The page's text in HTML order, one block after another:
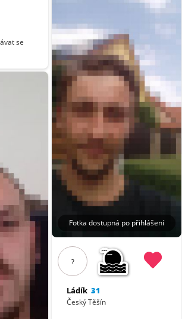
se
Fotka dostupná po přihlášení
?
Ládík 31
Český Těšín